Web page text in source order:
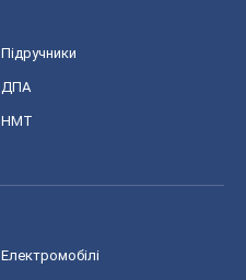
Підручники
ДПА
НМТ
Електромобілі